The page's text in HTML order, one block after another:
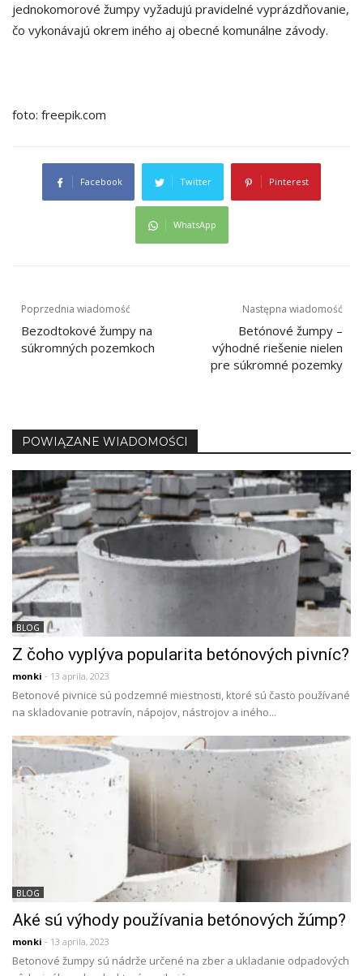
jednokomorové žumpy vyžadujú pravidelné vyprázdňovanie,
čo vykonávajú okrem iného aj obecné komunálne závody.
foto: freepik.com
Facebook Twitter Pinterest
WhatsApp
Navigacija
prispevka
Poprzednia wiadomość
Bezodtokové žumpy na
súkromných pozemkoch
Następna wiadomość
Betónové žumpy –
výhodné riešenie nielen
pre súkromné pozemky
POWIĄZANE WIADOMOŚCI
BLOG
Z čoho vyplýva popularita betónových pivníc?
monki - 13 aprila, 2023
Betonové pivnice sú podzemné miestnosti, ktoré sú často používané
na skladovanie potravín, nápojov, nástrojov a iného...
BLOG
Aké sú výhody používania betónových žúmp?
monki - 13 aprila, 2023
Betonové žumpy sú nádrže určené na zber a ukladanie odpadových